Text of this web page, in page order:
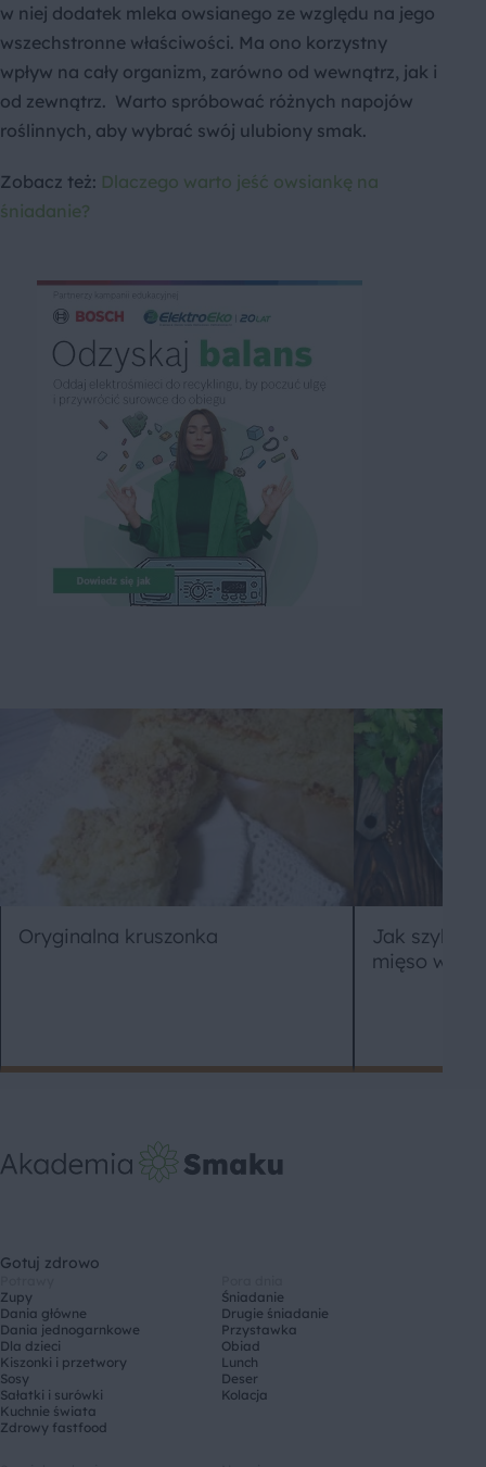
w niej dodatek mleka owsianego ze względu na jego
wszechstronne właściwości. Ma ono korzystny
wpływ na cały organizm, zarówno od wewnątrz, jak i
od zewnątrz. Warto spróbować różnych napojów
roślinnych, aby wybrać swój ulubiony smak.
Zobacz też: Dlaczego warto jeść owsiankę na
śniadanie?
Oryginalna kruszonka
Jak szybko
mięso w
Gotuj zdrowo
Zupy
Dania główne
Dania jednogarnkowe
Dla dzieci
Kiszonki i przetwory
Sosy
Sałatki i surówki
Kuchnie świata
Zdrowy fastfood
Śniadanie
Drugie śniadanie
Przystawka
Obiad
Lunch
Deser
Kolacja